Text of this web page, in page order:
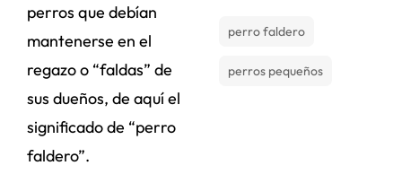
perros que debían
mantenerse en el
regazo o “faldas” de
sus dueños, de aquí el
significado de “perro
faldero”.
perro faldero
perros pequeños